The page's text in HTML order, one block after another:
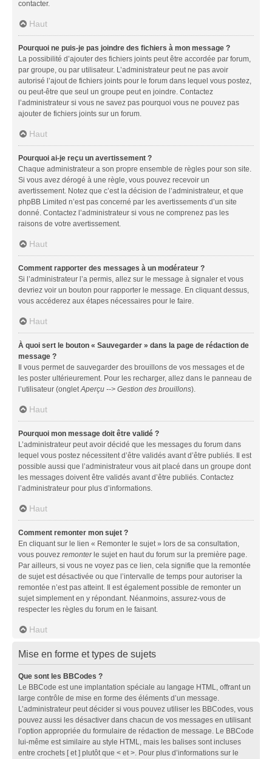
contacter.
Haut
Pourquoi ne puis-je pas joindre des fichiers à mon message ?
La possibilité d’ajouter des fichiers joints peut être accordée par forum,
par groupe, ou par utilisateur. L’administrateur peut ne pas avoir
autorisé l’ajout de fichiers joints pour le forum dans lequel vous postez,
ou peut-être que seul un groupe peut en joindre. Contactez
l’administrateur si vous ne savez pas pourquoi vous ne pouvez pas
ajouter de fichiers joints sur un forum.
Haut
Pourquoi ai-je reçu un avertissement ?
Chaque administrateur a son propre ensemble de règles pour son site.
Si vous avez dérogé à une règle, vous pouvez recevoir un
avertissement. Notez que c’est la décision de l’administrateur, et que
phpBB Limited n’est pas concerné par les avertissements d’un site
donné. Contactez l’administrateur si vous ne comprenez pas les
raisons de votre avertissement.
Haut
Comment rapporter des messages à un modérateur ?
Si l’administrateur l’a permis, allez sur le message à signaler et vous
devriez voir un bouton pour rapporter le message. En cliquant dessus,
vous accéderez aux étapes nécessaires pour le faire.
Haut
À quoi sert le bouton « Sauvegarder » dans la page de rédaction de
message ?
Il vous permet de sauvegarder des brouillons de vos messages et de
les poster ultérieurement. Pour les recharger, allez dans le panneau de
l’utilisateur (ongletAperçu --> Gestion des brouillons).
Haut
Pourquoi mon message doit être validé ?
L’administrateur peut avoir décidé que les messages du forum dans
lequel vous postez nécessitent d’être validés avant d’être publiés. Il est
possible aussi que l’administrateur vous ait placé dans un groupe dont
les messages doivent être validés avant d’être publiés. Contactez
l’administrateur pour plus d’informations.
Haut
Comment remonter mon sujet ?
En cliquant sur le lien « Remonter le sujet » lors de sa consultation,
vous pouvez remonterle sujet en haut du forum sur la première page.
Par ailleurs, si vous ne voyez pas ce lien, cela signifie que la remontée
de sujet est désactivée ou que l’intervalle de temps pour autoriser la
remontée n’est pas atteint. Il est également possible de remonter un
sujet simplement en y répondant. Néanmoins, assurez-vous de
respecter les règles du forum en le faisant.
Haut
Mise en forme et types de sujets
Que sont les BBCodes ?
Le BBCode est une implantation spéciale au langage HTML, offrant un
large contrôle de mise en forme des éléments d’un message.
L’administrateur peut décider si vous pouvez utiliser les BBCodes, vous
pouvez aussi les désactiver dans chacun de vos messages en utilisant
l’option appropriée du formulaire de rédaction de message. Le BBCode
lui-même est similaire au style HTML, mais les balises sont incluses
entre crochets [ et ] plutôt que < et >. Pour plus d’informations sur le